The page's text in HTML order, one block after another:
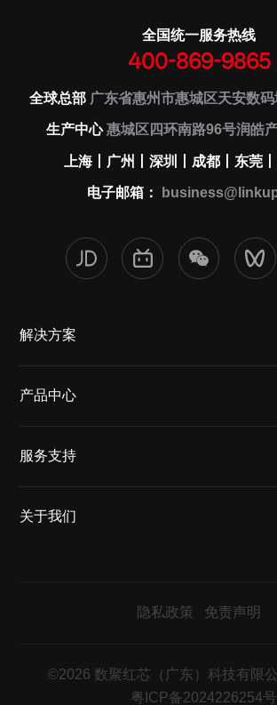
全国统一服务热线
400-869-9865
全球总部广东省惠州市惠城区天安数
生产中心惠城区四环南路96号润皓
上海丨广州丨深圳丨成都丨东莞
电子邮箱：
解决方案
产品中心
服务支持
关于我们
©2026 数聚红芯（广东）科技有限
粤ICP备2024226254号
隐私政策 免责声明